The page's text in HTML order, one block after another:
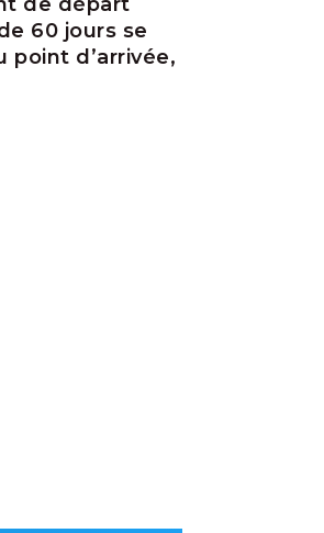
60 jours se
point d’arrivée,